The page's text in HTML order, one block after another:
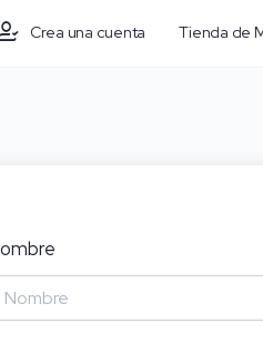
Crea una cuenta Tienda de